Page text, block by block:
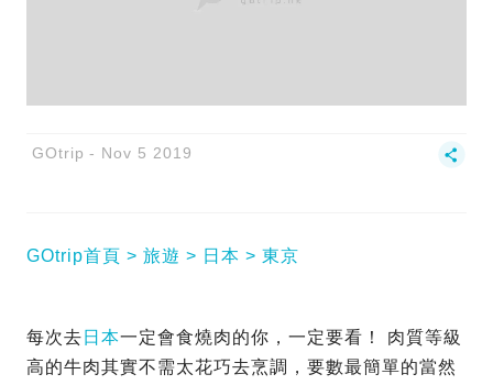
GOtrip Nov 5 2019
GOtrip首頁 旅遊 日本 東京
每次去 日本一定會食燒肉的你，一定要看！ 肉質等級
高的牛肉其實不需太花巧去烹調，要數最簡單的當然